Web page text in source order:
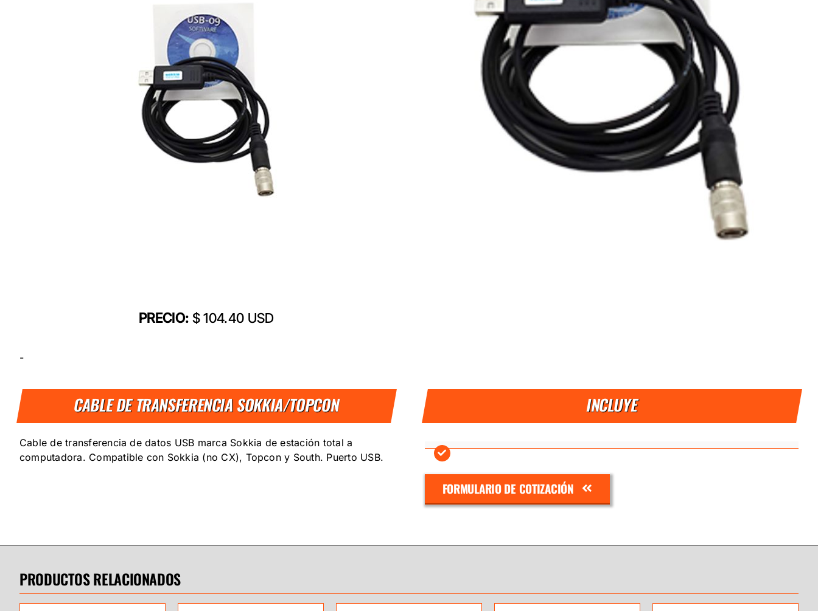
PRECIO: $ 104.40 USD
-
CABLE DE TRANSFERENCIA SOKKIA/TOPCON INCLUYE
Cable de transferencia de datos USB marca Sokkia de estación total a
computadora. Compatible con Sokkia (no CX), Topcon y South. Puerto USB.
FORMULARIO DE COTIZACIÓN
PRODUCTOS RELACIONADOS